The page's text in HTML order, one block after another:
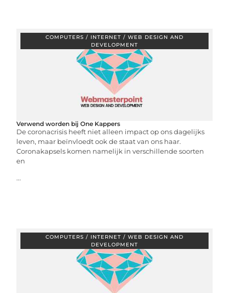
COMPUTERS / INTERNET / WEB DESIGN AND
DEVELOPMENT
Verwend worden bij One Kappers
De coronacrisis heeft niet alleen impact op ons dagelijks
leven, maar beïnvloedt ook de staat van ons haar.
Coronakapsels komen namelijk in verschillende soorten
en
...
COMPUTERS / INTERNET / WEB DESIGN AND
DEVELOPMENT